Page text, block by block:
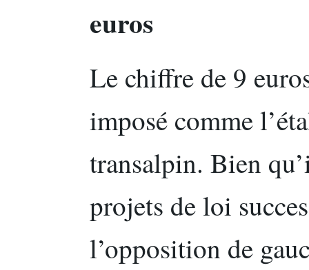
euros
Le chiffre de 9
imposé comme
transalpin. Bien
projets de loi
l’opposition de